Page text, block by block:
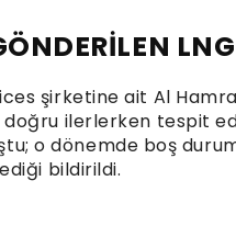
şirketine ait Al
ilerlerken tespit
o dönemde boş
bildirildi.